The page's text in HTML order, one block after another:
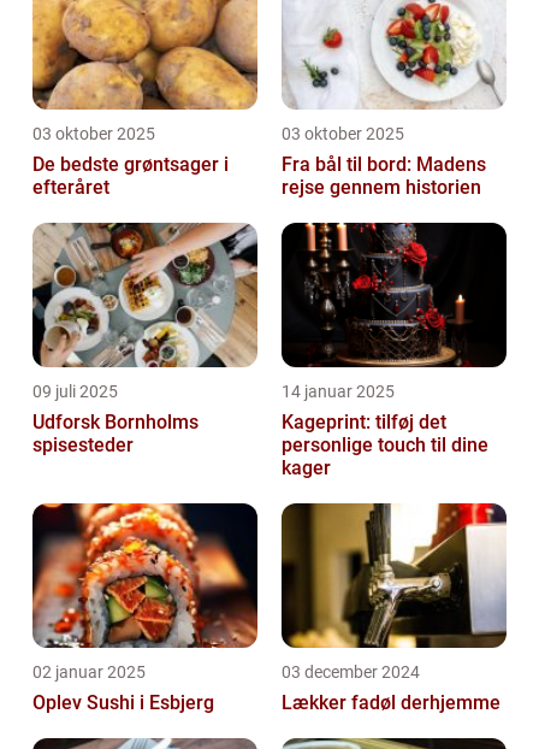
03 oktober 2025
De bedste grøntsager i
efteråret
03 oktober 2025
Fra bål til bord: Madens
rejse gennem historien
09 juli 2025
Udforsk Bornholms
spisesteder
14 januar 2025
Kageprint: tilføj det
personlige touch til dine
kager
02 januar 2025
Oplev Sushi i Esbjerg
03 december 2024
Lækker fadøl derhjemme